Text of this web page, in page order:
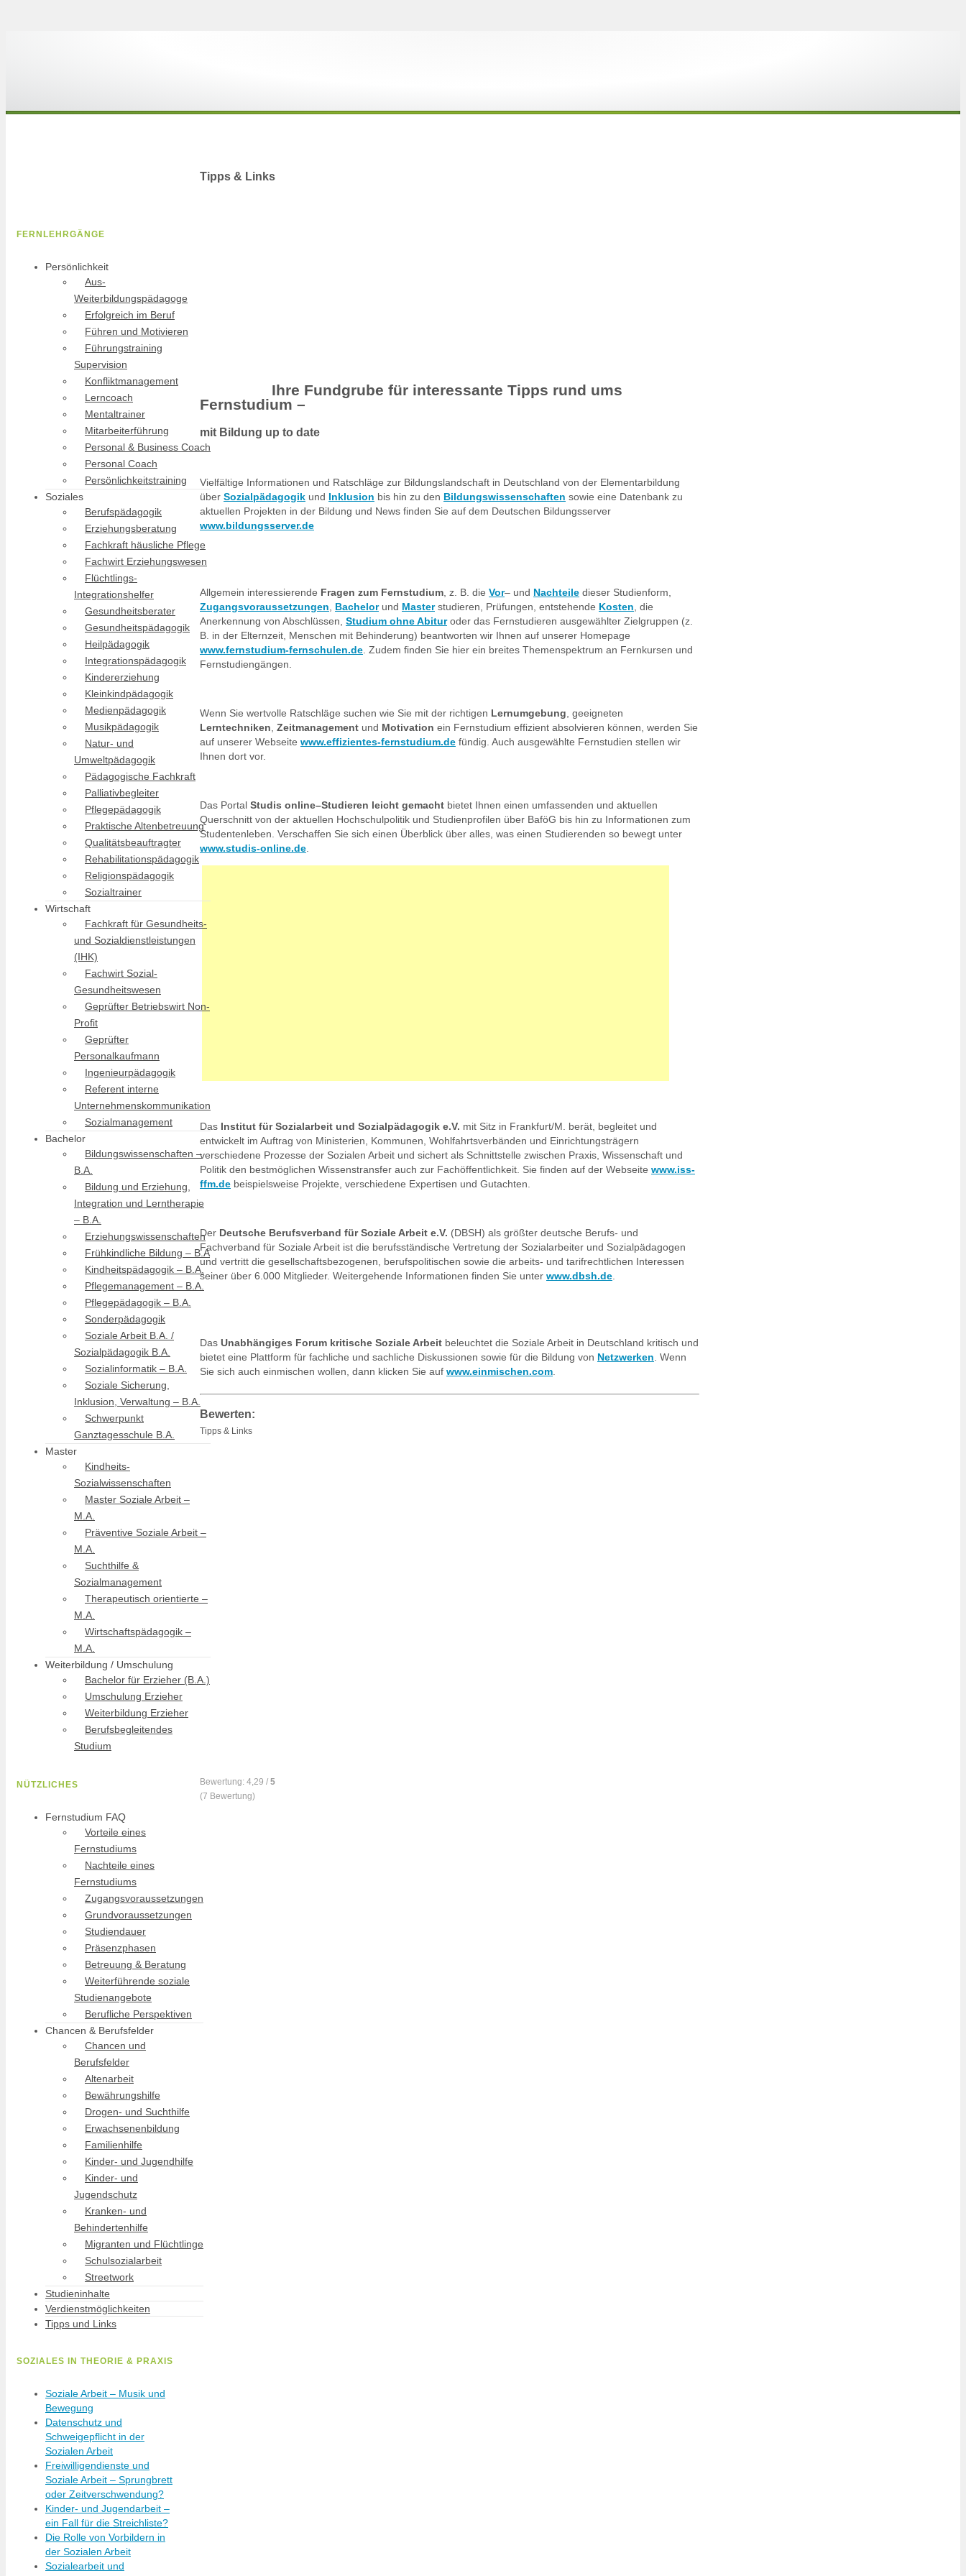
Tipps & Links
Ihre Fundgrube für interessante Tipps rund ums
Fernstudium –
mit Bildung up to date
Vielfältige Informationen und Ratschläge zur Bildungslandschaft in Deutschland von der Elementarbildung
über Sozialpädagogik und Inklusion bis hin zu den Bildungswissenschaften sowie eine Datenbank zu
aktuellen Projekten in der Bildung und News finden Sie auf dem Deutschen Bildungsserver
www.bildungsserver.de
Allgemein interessierende Fragen zum Fernstudium , z. B. die Vor– und Nachteile dieser Studienform,
Zugangsvoraussetzungen
Bachelorund Masterstudieren, Prüfungen, entstehende Kosten , die
Anerkennung von Abschlüssen, Studium ohne Abituroder das Fernstudieren ausgewählter Zielgruppen (z.
B. in der Elternzeit, Menschen mit Behinderung) beantworten wir Ihnen auf unserer Homepage
www.fernstudium-fernschulen.de . Zudem finden Sie hier ein breites Themenspektrum an Fernkursen und
Fernstudiengängen.
Wenn Sie wertvolle Ratschläge suchen wie Sie mit der richtigen Lernumgebung , geeigneten
Lerntechniken Zeitmanagement und Motivation ein Fernstudium effizient absolvieren können, werden Sie
auf unserer Webseite www.effizientes-fernstudium.de fündig. Auch ausgewählte Fernstudien stellen wir
Ihnen dort vor.
Das Portal Studis online–Studieren leicht gemacht bietet Ihnen einen umfassenden und aktuellen
Querschnitt von der aktuellen Hochschulpolitik und Studienprofilen über BaföG bis hin zu Informationen zum
Studentenleben. Verschaffen Sie sich einen Überblick über alles, was einen Studierenden so bewegt unter
www.studis-online.de
Das Institut für Sozialarbeit und Sozialpädagogik e.V. mit Sitz in Frankfurt/M. berät, begleitet und
entwickelt im Auftrag von Ministerien, Kommunen, Wohlfahrtsverbänden und Einrichtungsträgern
verschiedene Prozesse der Sozialen Arbeit und sichert als Schnittstelle zwischen Praxis, Wissenschaft und
Politik den bestmöglichen Wissenstransfer auch zur Fachöffentlichkeit. Sie finden auf der Webseite www.iss-
ffm.de beispielsweise Projekte, verschiedene Expertisen und Gutachten.
Der Deutsche Berufsverband für Soziale Arbeit e.V. (DBSH) als größter deutsche Berufs- und
Fachverband für Soziale Arbeit ist die berufsständische Vertretung der Sozialarbeiter und Sozialpädagogen
und vertritt die gesellschaftsbezogenen, berufspolitischen sowie die arbeits- und tarifrechtlichen Interessen
seiner über 6.000 Mitglieder. Weitergehende Informationen finden Sie unter www.dbsh.de
Das Unabhängiges Forum kritische Soziale Arbeit beleuchtet die Soziale Arbeit in Deutschland kritisch und
bietet eine Plattform für fachliche und sachliche Diskussionen sowie für die Bildung von Netzwerken . Wenn
Sie sich auch einmischen wollen, dann klicken Sie auf www.einmischen.com
Bewerten:
Tipps & Links
Bewertung: 4,29 / 5
(7 Bewertung)
FERNLEHRGÄNGE
Persönlichkeit
Aus-
Weiterbildungspädagoge
Erfolgreich im Beruf
Führen und Motivieren
Führungstraining
Supervision
Konfliktmanagement
Lerncoach
Mentaltrainer
Mitarbeiterführung
Personal & Business Coach
Personal Coach
Persönlichkeitstraining
Soziales
Berufspädagogik
Erziehungsberatung
Fachkraft häusliche Pflege
Fachwirt Erziehungswesen
Flüchtlings-
Integrationshelfer
Gesundheitsberater
Gesundheitspädagogik
Heilpädagogik
Integrationspädagogik
Kindererziehung
Kleinkindpädagogik
Medienpädagogik
Musikpädagogik
Natur- und
Umweltpädagogik
Pädagogische Fachkraft
Palliativbegleiter
Pflegepädagogik
Praktische Altenbetreuung
Qualitätsbeauftragter
Rehabilitationspädagogik
Religionspädagogik
Sozialtrainer
Wirtschaft
Fachkraft für Gesundheits-
und Sozialdienstleistungen
(IHK)
Fachwirt Sozial-
Gesundheitswesen
Geprüfter Betriebswirt Non-
Profit
Geprüfter
Personalkaufmann
Ingenieurpädagogik
Referent interne
Unternehmenskommunikation
Sozialmanagement
Bachelor
Bildungswissenschaften –
B.A.
Bildung und Erziehung,
Integration und Lerntherapie
– B.A.
Erziehungswissenschaften
Frühkindliche Bildung – B.A
Kindheitspädagogik – B.A.
Pflegemanagement – B.A.
Pflegepädagogik – B.A.
Sonderpädagogik
Soziale Arbeit B.A. /
Sozialpädagogik B.A.
Sozialinformatik – B.A.
Soziale Sicherung,
Inklusion, Verwaltung – B.A.
Schwerpunkt
Ganztagesschule B.A.
Master
Kindheits-
Sozialwissenschaften
Master Soziale Arbeit –
M.A.
Präventive Soziale Arbeit –
M.A.
Suchthilfe &
Sozialmanagement
Therapeutisch orientierte –
M.A.
Wirtschaftspädagogik –
M.A.
Weiterbildung / Umschulung
Bachelor für Erzieher (B.A.)
Umschulung Erzieher
Weiterbildung Erzieher
Berufsbegleitendes
Studium
NÜTZLICHES
Fernstudium FAQ
Vorteile eines
Fernstudiums
Nachteile eines
Fernstudiums
Zugangsvoraussetzungen
Grundvoraussetzungen
Studiendauer
Präsenzphasen
Betreuung & Beratung
Weiterführende soziale
Studienangebote
Berufliche Perspektiven
Chancen & Berufsfelder
Chancen und
Berufsfelder
Altenarbeit
Bewährungshilfe
Drogen- und Suchthilfe
Erwachsenenbildung
Familienhilfe
Kinder- und Jugendhilfe
Kinder- und
Jugendschutz
Kranken- und
Behindertenhilfe
Migranten und Flüchtlinge
Schulsozialarbeit
Streetwork
Studieninhalte
Verdienstmöglichkeiten
Tipps und Links
SOZIALES IN THEORIE & PRAXIS
Soziale Arbeit – Musik und
Bewegung
Datenschutz und
Schweigepflicht in der
Sozialen Arbeit
Freiwilligendienste und
Soziale Arbeit – Sprungbrett
oder Zeitverschwendung?
Kinder- und Jugendarbeit –
ein Fall für die Streichliste?
Die Rolle von Vorbildern in
der Sozialen Arbeit
Sozialearbeit und